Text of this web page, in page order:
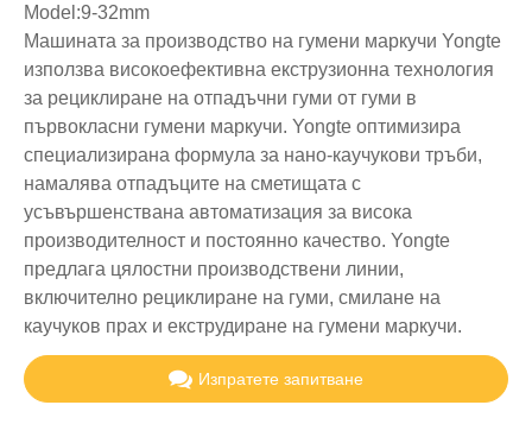
Model:9-32mm
Машината за производство на гумени маркучи Yongte
използва високоефективна екструзионна технология
за рециклиране на отпадъчни гуми от гуми в
първокласни гумени маркучи. Yongte оптимизира
специализирана формула за нано-каучукови тръби,
намалява отпадъците на сметищата с
усъвършенствана автоматизация за висока
производителност и постоянно качество. Yongte
предлага цялостни производствени линии,
включително рециклиране на гуми, смилане на
каучуков прах и екструдиране на гумени маркучи.
Изпратете запитване